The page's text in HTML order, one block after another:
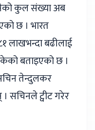
कुल संख्या अब
छ । भारत
लाखभन्दा बढीलाई
बताइएको छ ।
तेन्दुलकर
। सचिनले ट्वीट गरेर